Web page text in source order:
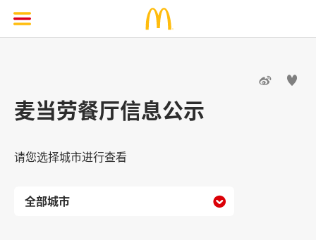
 
麦当劳餐厅信息公示
请您选择城市进行查看
